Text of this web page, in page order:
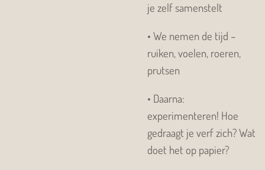
je zelf samenstelt
• We nemen de tijd –
ruiken, voelen, roeren,
prutsen
• Daarna:
experimenteren! Hoe
gedraagt je verf zich? Wat
doet het op papier?